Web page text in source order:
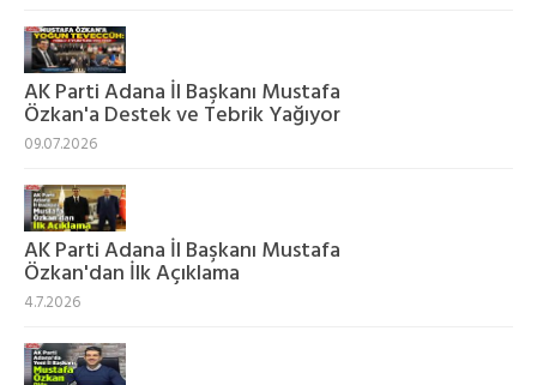
AK Parti Adana İl Başkanı Mustafa
Özkan'a Destek ve Tebrik Yağıyor
09.07.2026
AK Parti Adana İl Başkanı Mustafa
Özkan'dan İlk Açıklama
4.7.2026